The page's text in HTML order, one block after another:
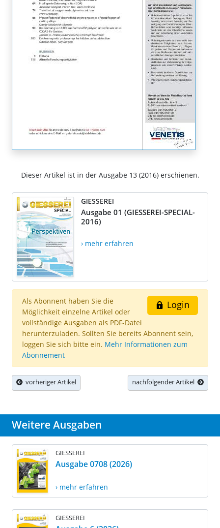
Dieser Artikel ist in der Ausgabe 13 (2016) erschienen.
GIESSEREI
Ausgabe 01 (GIESSEREI-SPECIAL-
2016)
› mehr erfahren
Login
Als Abonnent haben Sie die
Möglichkeit einzelne Artikel oder
vollständige Ausgaben als PDF-Datei
herunterzuladen. Sollten Sie bereits Abonnent sein,
loggen Sie sich bitte ein. Mehr Informationen zum
Abonnement
vorheriger Artikel nachfolgender Artikel
Weitere Ausgaben
GIESSEREI
Ausgabe 0708 (2026)
› mehr erfahren
GIESSEREI